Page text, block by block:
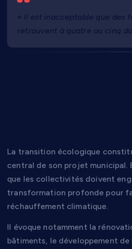
« Il est inacceptable que des
retrouvent à quatre ou cinq
La transition écologique
central de son projet municipal.
que les collectivités doivent
transformation profonde pour
réchauffement climatique.
Il évoque notamment la
bâtiments, le développement de